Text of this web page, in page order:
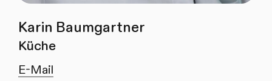
Karin Baumgartner
Küche
E-Mail